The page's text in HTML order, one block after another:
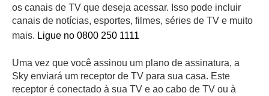
os canais de TV que deseja acessar. Isso pode incluir
canais de notícias, esportes, filmes, séries de TV e muito
mais. Ligue no 0800 250 1111
Uma vez que você assinou um plano de assinatura, a
Sky enviará um receptor de TV para sua casa. Este
receptor é conectado à sua TV e ao cabo de TV ou à